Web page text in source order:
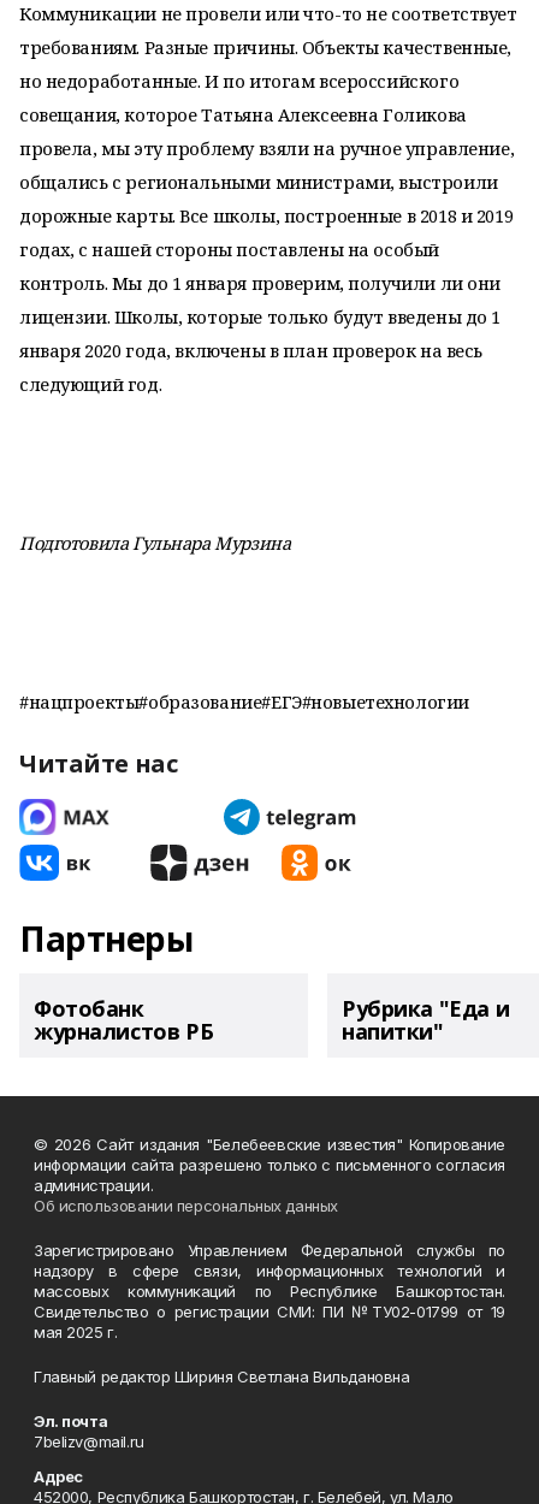
Коммуникации не провели или что-то не соответствует
требованиям. Разные причины. Объекты качественные,
но недоработанные. И по итогам всероссийского
совещания, которое Татьяна Алексеевна Голикова
провела, мы эту проблему взяли на ручное управление,
общались с региональными министрами, выстроили
дорожные карты. Все школы, построенные в 2018 и 2019
годах, с нашей стороны поставлены на особый
контроль. Мы до 1 января проверим, получили ли они
лицензии. Школы, которые только будут введены до 1
января 2020 года, включены в план проверок на весь
следующий год.
Подготовила Гульнара Мурзина
#нацпроекты#образование#ЕГЭ#новыетехнологии
Читайте нас
Партнеры
Фотобанк
журналистов РБ
Рубрика "Еда и
напитки"
© 2026 Сайт издания "Белебеевские известия" Копирование
информации сайта разрешено только с письменного согласия
администрации.
Об использовании персональных данных
Зарегистрировано Управлением Федеральной службы по
надзору в сфере связи, информационных технологий и
массовых коммуникаций по Республике Башкортостан.
Свидетельство о регистрации СМИ: ПИ №ТУ02-01799 от 19
мая 2025 г.
Главный редактор Шириня Светлана Вильдановна
Эл. почта
7belizv@mail.ru
Адрес
452000, Республика Башкортостан, г. Белебей, ул. Мало